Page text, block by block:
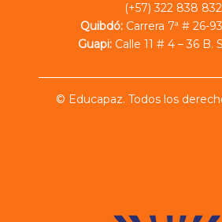
(+57) 322 838
Quibdó:Carrera 7ª # 26-
Guapi: Calle 11 # 4 – 36 B.
© Educapaz. Todos los